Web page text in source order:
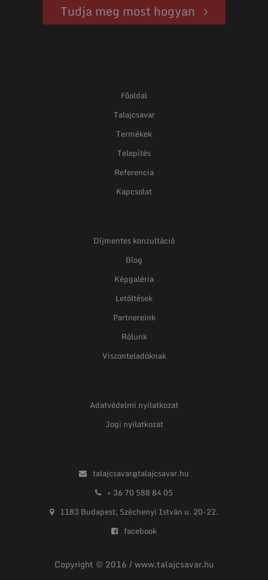
Tudja meg most hogyan
Főoldal
Talajcsavar
Termékek
Telepítés
Referencia
Kapcsolat
Díjmentes konzultáció
Blog
Képgaléria
Letöltések
Partnereink
Rólunk
Viszonteladóknak
Adatvédelmi nyilatkozat
Jogi nyilatkozat
talajcsavar@talajcsavar.hu
+ 36 70 588 84 05
1183 Budapest, Széchenyi István u. 20-22.
facebook
Copyright © 2016 / www.talajcsavar.hu